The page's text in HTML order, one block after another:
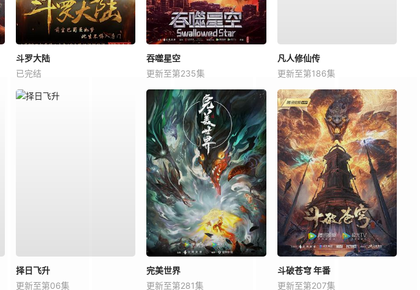
斗罗大陆
已完结
吞噬星空
更新至第235集
凡人修仙传
更新至第186集
择日飞升
更新至第06集
完美世界
更新至第281集
斗破苍穹 年番
更新至第207集